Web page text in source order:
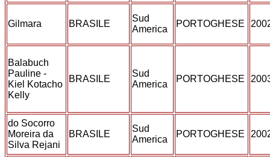
Gilmara BRASILE
Sud
America
PORTOGHESE
Balabuch
Pauline -
Kiel Kotacho
Kelly
BRASILE
Sud
America
PORTOGHESE
do Socorro
Moreira da
Silva Rejani
BRASILE
Sud
America
PORTOGHESE